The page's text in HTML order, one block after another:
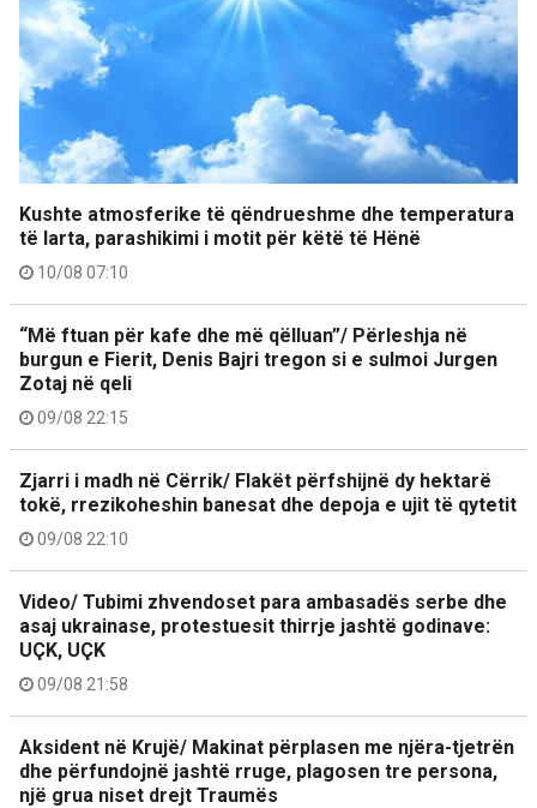
Kushte atmosferike të qëndrueshme dhe temperatura
të larta, parashikimi i motit për këtë të Hënë
10/08 07:10
“Më ftuan për kafe dhe më qëlluan”/ Përleshja në
burgun e Fierit, Denis Bajri tregon si e sulmoi Jurgen
Zotaj në qeli
09/08 22:15
Zjarri i madh në Cërrik/ Flakët përfshijnë dy hektarë
tokë, rrezikoheshin banesat dhe depoja e ujit të qytetit
09/08 22:10
Video/ Tubimi zhvendoset para ambasadës serbe dhe
asaj ukrainase, protestuesit thirrje jashtë godinave:
UÇK, UÇK
09/08 21:58
Aksident në Krujë/ Makinat përplasen me njëra-tjetrën
dhe përfundojnë jashtë rruge, plagosen tre persona,
një grua niset drejt Traumës